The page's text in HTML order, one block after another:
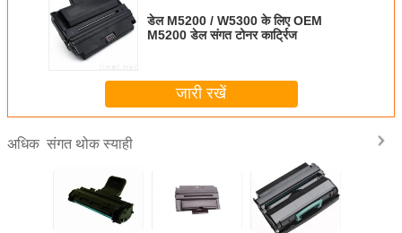
डेल M5200 / W5300 के लिए OEM
M5200 डेल संगत टोनर कार्ट्रिज
जारी रखें
अधिक संगत थोक स्याही